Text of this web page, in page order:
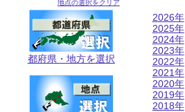
地点の選択をクリア
都府県・地方を選択
2026年
2025年
2024年
2023年
2022年
2021年
2020年
2019年
2018年